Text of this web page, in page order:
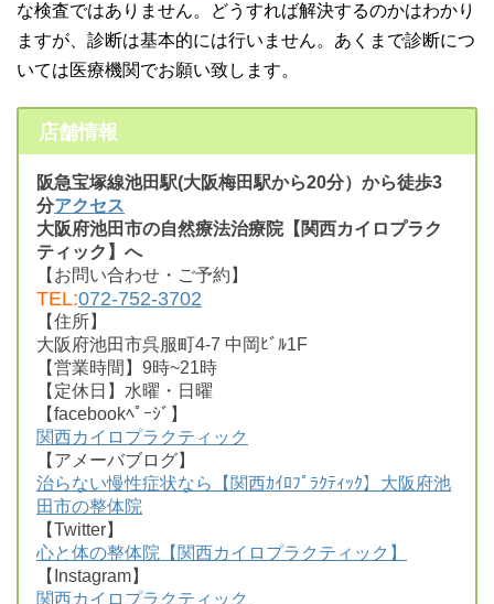
な検査ではありません。どうすれば解決するのかはわかり
ますが、診断は基本的には行いません。あくまで診断につ
いては医療機関でお願い致します。
店舗情報
阪急宝塚線池田駅(大阪梅田駅から20分）から徒歩3
分アクセス
大阪府池田市の自然療法治療院【関西カイロプラク
ティック】へ
【お問い合わせ・ご予約】
TEL:072-752-3702
【住所】
大阪府池田市呉服町4-7 中岡ﾋﾞﾙ1F
【営業時間】9時~21時
【定休日】水曜・日曜
【facebookﾍﾟｰｼﾞ】
関西カイロプラクティック
【アメーバブログ】
治らない慢性症状なら【関西ｶｲﾛﾌﾟﾗｸﾃｨｯｸ】大阪府池
田市の整体院
【Twitter】
心と体の整体院【関西カイロプラクティック】
【Instagram】
関西カイロプラクティック